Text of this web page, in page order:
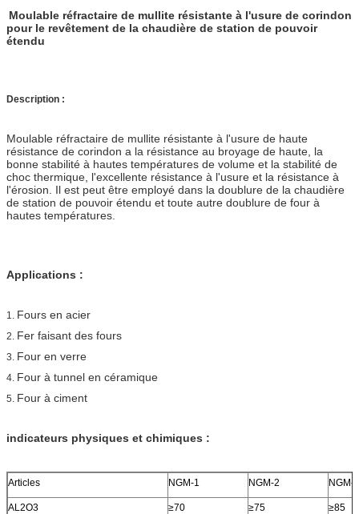
Moulable réfractaire de mullite résistante à l'usure de corindon
pour le revêtement de la chaudière de station de pouvoir
étendu
Description :
Moulable réfractaire de mullite résistante à l'usure de haute
résistance de corindon a la résistance au broyage de haute, la
bonne stabilité à hautes températures de volume et la stabilité de
choc thermique, l'excellente résistance à l'usure et la résistance à
l'érosion. Il est peut être employé dans la doublure de la chaudière
de station de pouvoir étendu et toute autre doublure de four à
hautes températures.
Applications :
1. Fours en acier
2. Fer faisant des fours
3. Four en verre
4. Four à tunnel en céramique
5. Four à ciment
indicateurs physiques et chimiques :
Articles NGM-1 NGM-2 NGM-3
AL2O3 ≥70 ≥75 ≥85